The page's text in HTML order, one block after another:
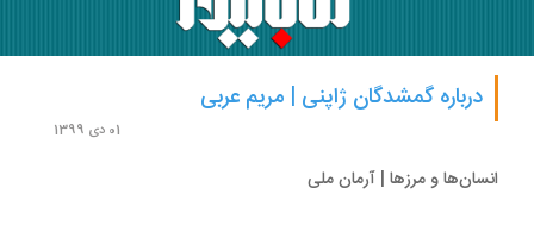
درباره گمشدگان ژاپنی | مریم عربی
و مرزها | آرمان ملی